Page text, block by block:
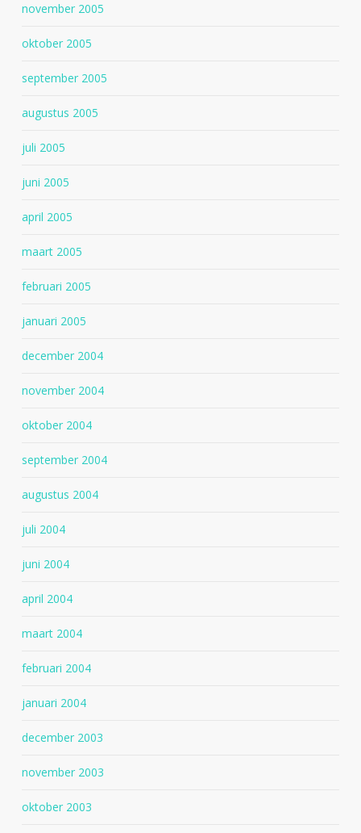
november 2005
oktober 2005
september 2005
augustus 2005
juli 2005
juni 2005
april 2005
maart 2005
februari 2005
januari 2005
december 2004
november 2004
oktober 2004
september 2004
augustus 2004
juli 2004
juni 2004
april 2004
maart 2004
februari 2004
januari 2004
december 2003
november 2003
oktober 2003